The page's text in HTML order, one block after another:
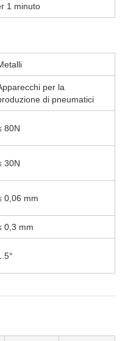
1 minuto
per la
di pneumatici
80N
30N
0,06 mm
0,3 mm